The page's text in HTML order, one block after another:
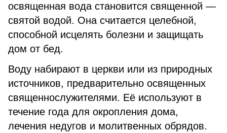
освященная вода становится священной —
святой водой. Она считается целебной,
способной исцелять болезни и защищать
дом от бед.
Воду набирают в церкви или из природных
источников, предварительно освященных
священнослужителями. Её используют в
течение года для окропления дома,
лечения недугов и молитвенных обрядов.